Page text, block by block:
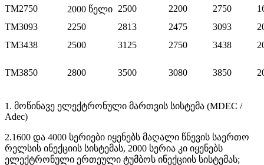
TM2750
2000 წელი 2500 2200 2750
TM3093
2250 2813 2475 3093
TM3438
2500 3125 2750 3438
TM3850 2800 3500 3080 3850
1. მოწინავე ელექტრონული მართვის სისტემა (MDEC /
Adec)
2.1600 და 4000 სერიები იყენებს მაღალი წნევის საერთო
რელსის ინექციის სისტემას, 2000 სერია კი იყენებს
ელექტრონული ერთეული ტუმბოს ინექციის სისტემას;